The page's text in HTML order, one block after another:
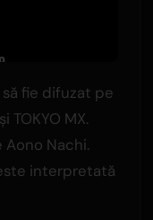
fie difuzat pe
TOKYO MX.
Nachi.
interpretată